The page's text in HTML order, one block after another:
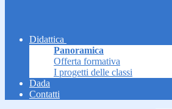
Didattica
Panoramica
Offerta formativa
I progetti delle classi
Dada
Contatti